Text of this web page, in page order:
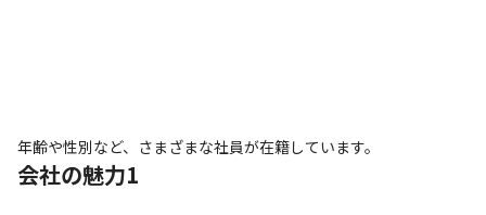
年齢や性別など、さまざまな社員が在籍しています。
会社の魅力1